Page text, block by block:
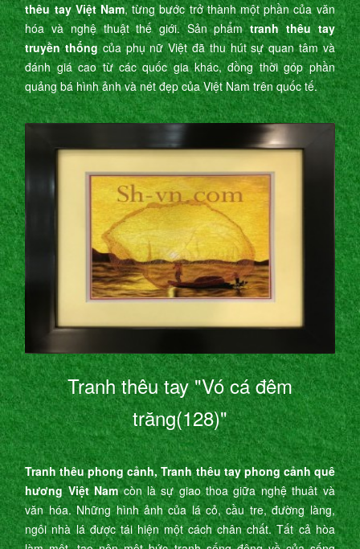
thêu tay Việt Nam, từng bước trở thành một phần của văn
hóa và nghệ thuật thế giới. Sản phẩmtranh thêu tay
truyền thốngcủa phụ nữ Việt đã thu hút sự quan tâm và
đánh giá cao từ các quốc gia khác, đồng thời góp phần
quảng bá hình ảnh và nét đẹp của Việt Nam trên quốc tế.
Tranh thêu tay "Vó cá đêm
trăng(128)"
Tranh thêu phong cảnh, Tranh thêu tay phong cảnh quê
hương Việt Namcòn là sự giao thoa giữa nghệ thuât và
văn hóa. Những hình ảnh của lá cỏ, cầu tre, đường làng,
ngôi nhà lá được tái hiện một cách chân chất. Tất cả hòa